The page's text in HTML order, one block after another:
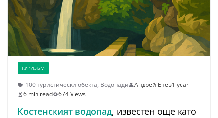
ТУРИЗЪМ
100 туристически обекта, Водопади Андрей Енев1 year
6 min read
674 Views
Костенският водопад, известен още като